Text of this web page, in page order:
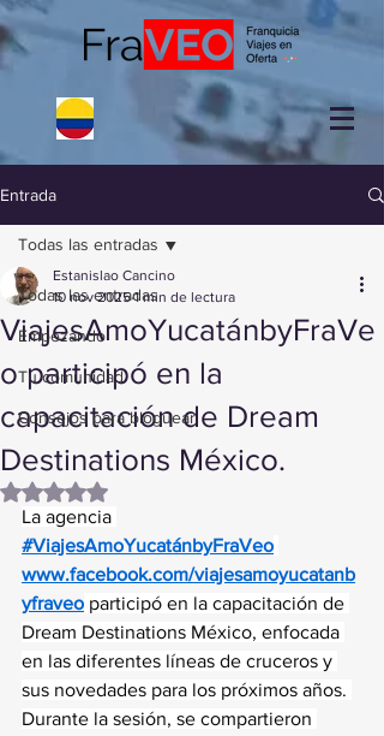
Entrada
Todas las entradas
Empezando
Tu comunidad
Consejos para bloguear
Todas las entradas
ViajesAmoYucatánbyFraVe
o participó en la
capacitación de Dream
Destinations México.
Estanislao Cancino
10 nov 2025 1 min de lectura
Obtuvo NaN de 5 estrellas.
La agencia
#ViajesAmoYucatánbyFraVeo
www.facebook.com/viajesamoyucatanb
yfraveo participó en la capacitación de
Dream Destinations México, enfocada
en las diferentes líneas de cruceros y
sus novedades para los próximos años.
Durante la sesión, se compartieron